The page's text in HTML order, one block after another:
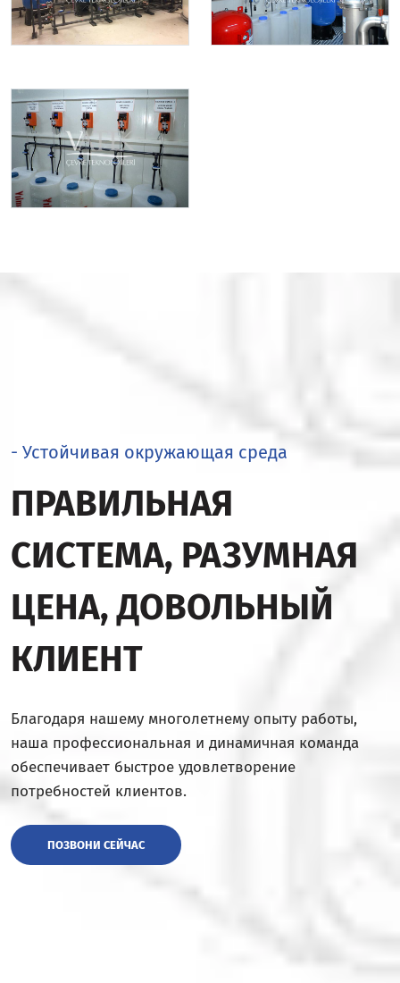
- Устойчивая окружающая среда
ПРАВИЛЬНАЯ
СИСТЕМА, РАЗУМНАЯ
ЦЕНА, ДОВОЛЬНЫЙ
КЛИЕНТ
Благодаря нашему многолетнему опыту работы,
наша профессиональная и динамичная команда
обеспечивает быстрое удовлетворение
потребностей клиентов.
ПОЗВОНИ СЕЙЧАС